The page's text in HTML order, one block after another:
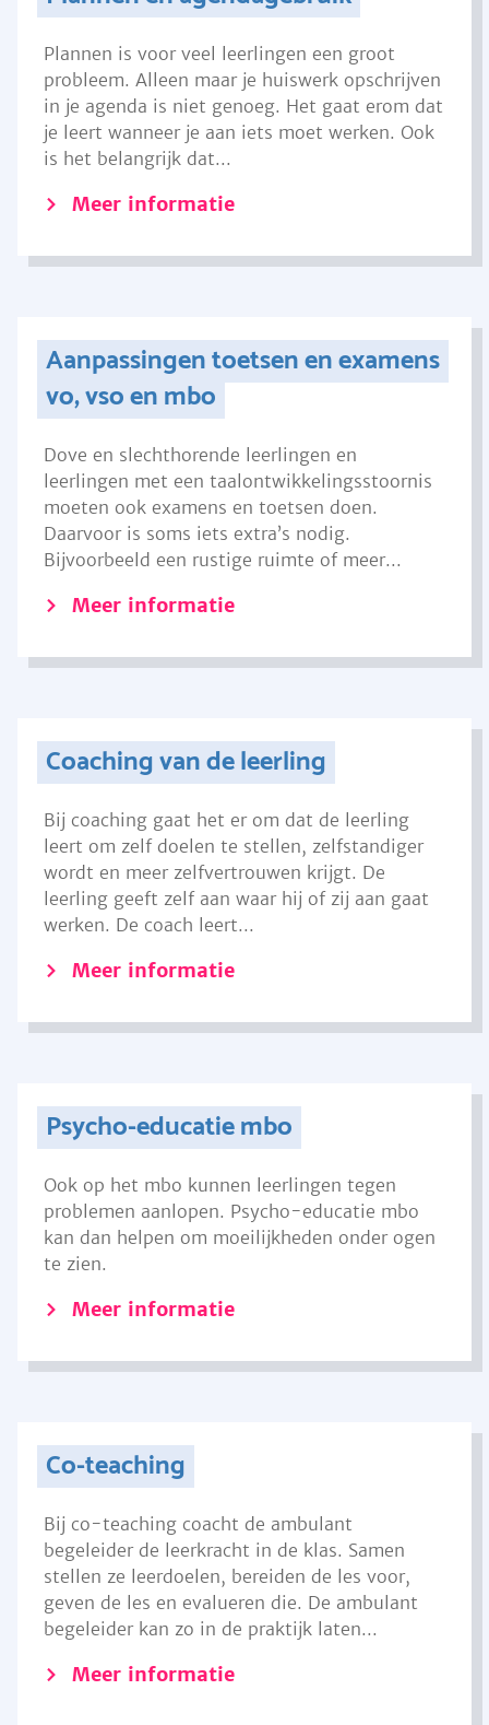
Plannen is voor veel leerlingen een groot
probleem. Alleen maar je huiswerk opschrijven
in je agenda is niet genoeg. Het gaat erom dat
je leert wanneer je aan iets moet werken. Ook
is het belangrijk dat...
Meer informatie
Aanpassingen toetsen en examens
vo, vso en mbo
Dove en slechthorende leerlingen en
leerlingen met een taalontwikkelingsstoornis
moeten ook examens en toetsen doen.
Daarvoor is soms iets extra’s nodig.
Bijvoorbeeld een rustige ruimte of meer...
Meer informatie
Coaching van de leerling
Bij coaching gaat het er om dat de leerling
leert om zelf doelen te stellen, zelfstandiger
wordt en meer zelfvertrouwen krijgt. De
leerling geeft zelf aan waar hij of zij aan gaat
werken. De coach leert...
Meer informatie
Psycho-educatie mbo
Ook op het mbo kunnen leerlingen tegen
problemen aanlopen. Psycho-educatie mbo
kan dan helpen om moeilijkheden onder ogen
te zien.
Meer informatie
Co-teaching
Bij co-teaching coacht de ambulant
begeleider de leerkracht in de klas. Samen
stellen ze leerdoelen, bereiden de les voor,
geven de les en evalueren die. De ambulant
begeleider kan zo in de praktijk laten...
Meer informatie